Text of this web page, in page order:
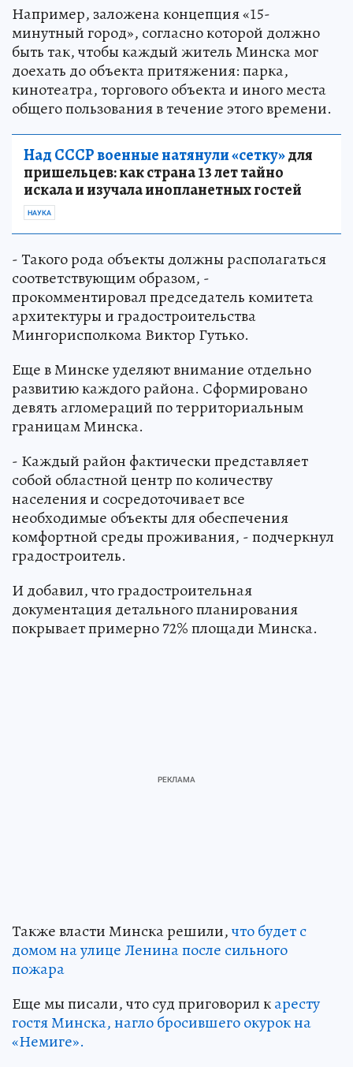
Например, заложена концепция «15-
минутный город», согласно которой должно
быть так, чтобы каждый житель Минска мог
доехать до объекта притяжения: парка,
кинотеатра, торгового объекта и иного места
общего пользования в течение этого времени.
Над СССР военные натянули «сетку»для
пришельцев: как страна 13 лет тайно
искала и изучала инопланетных гостей
НАУКА
- Такого рода объекты должны располагаться
соответствующим образом, -
прокомментировал председатель комитета
архитектуры и градостроительства
Мингорисполкома Виктор Гутько.
Еще в Минске уделяют внимание отдельно
развитию каждого района. Сформировано
девять агломераций по территориальным
границам Минска.
- Каждый район фактически представляет
собой областной центр по количеству
населения и сосредоточивает все
необходимые объекты для обеспечения
комфортной среды проживания, - подчеркнул
градостроитель.
И добавил, что градостроительная
документация детального планирования
покрывает примерно 72% площади Минска.
Также власти Минска решили,что будет с
домом на улице Ленина после сильного
пожара
Еще мы писали, что суд приговорил каресту
гостя Минска, нагло бросившего окурок на
«Немиге».